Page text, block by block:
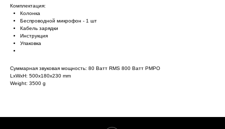
Комплектация:
Колонка
Беспроводной микрофон - 1 шт
Кабель зарядки
Инструкция
Упаковка
Суммарная звуковая мощность: 80 Ватт RMS 800 Ватт PMPO
LxWxH: 500x180x230 mm
Weight: 3500 g